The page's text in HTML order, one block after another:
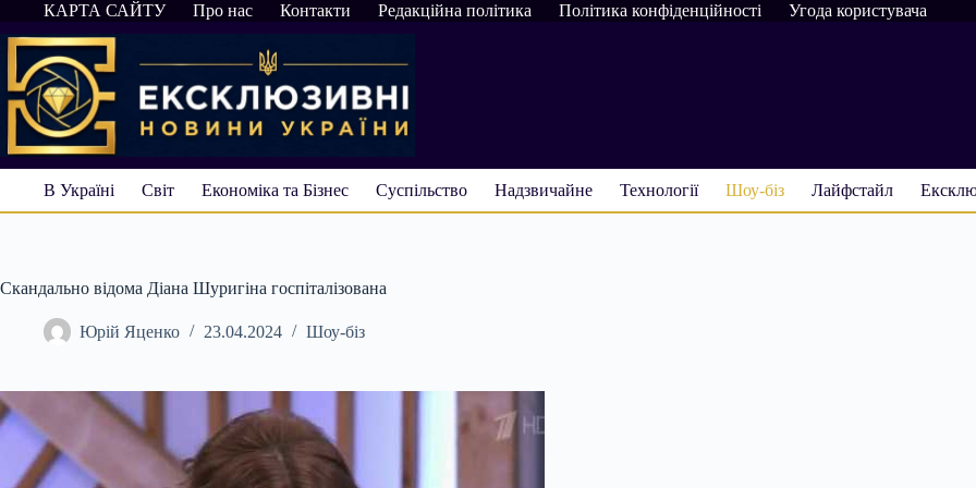
Перейти
до
вмісту
КАРТА САЙТУ Про нас Контакти Редакційна політика Політика конфіденційності Угода користувача
В Україні Світ Економіка та Бізнес Суспільство Надзвичайне Технології Шоу-біз Лайфстайл
Скандально відома Діана Шуригіна госпіталізована
Юрій Яценко 23.04.2024 Шоу-біз